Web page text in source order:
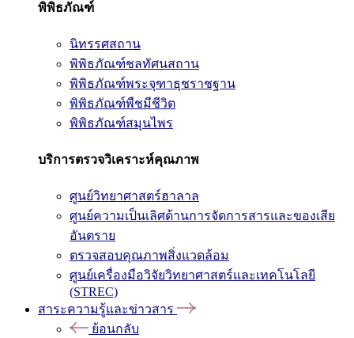
พิพิธภัณฑ์
นิทรรศสถาน
พิพิธภัณฑ์ชลทัศนสถาน
พิพิธภัณฑ์พระจุฑาธุชราชฐาน
พิพิธภัณฑ์พืชมีชีวิต
พิพิธภัณฑ์สมุนไพร
บริการตรวจวิเคราะห์คุณภาพ
ศูนย์วิทยาศาสตร์ฮาลาล
ศูนย์ความเป็นเลิศด้านการจัดการสารและของเสีย
อันตราย
ตรวจสอบคุณภาพสิ่งแวดล้อม
ศูนย์เครื่องมือวิจัยวิทยาศาสตร์และเทคโนโลยี
(STREC)
สาระความรู้และข่าวสาร
ย้อนกลับ